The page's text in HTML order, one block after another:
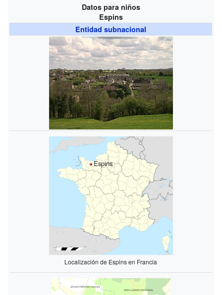
Datos para niños
Espins
Entidad subnacional
Espins
Localización de Espins en Francia